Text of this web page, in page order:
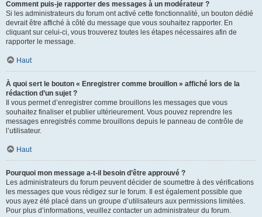
Comment puis-je rapporter des messages à un modérateur ?
Si les administrateurs du forum ont activé cette fonctionnalité, un bouton dédié
devrait être affiché à côté du message que vous souhaitez rapporter. En
cliquant sur celui-ci, vous trouverez toutes les étapes nécessaires afin de
rapporter le message.
Haut
À quoi sert le bouton « Enregistrer comme brouillon » affiché lors de la
rédaction d’un sujet ?
Il vous permet d’enregistrer comme brouillons les messages que vous
souhaitez finaliser et publier ultérieurement. Vous pouvez reprendre les
messages enregistrés comme brouillons depuis le panneau de contrôle de
l’utilisateur.
Haut
Pourquoi mon message a-t-il besoin d’être approuvé ?
Les administrateurs du forum peuvent décider de soumettre à des vérifications
les messages que vous rédigez sur le forum. Il est également possible que
vous ayez été placé dans un groupe d’utilisateurs aux permissions limitées.
Pour plus d’informations, veuillez contacter un administrateur du forum.